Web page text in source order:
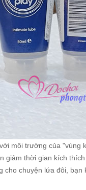
môi trường của
thời gian kích
cho chuyện lứa đôi,